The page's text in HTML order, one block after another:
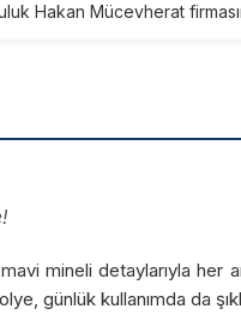
mineli detaylarıyla her
günlük kullanımda da
Hakan Mücevherat